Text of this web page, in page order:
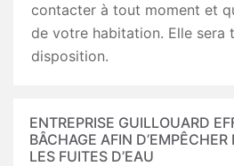
contacter à tout moment et
de votre habitation. Elle sera
disposition.
ENTREPRISE GUILLOUARD
BÂCHAGE AFIN D’EMPÊCHER
LES FUITES D’EAU